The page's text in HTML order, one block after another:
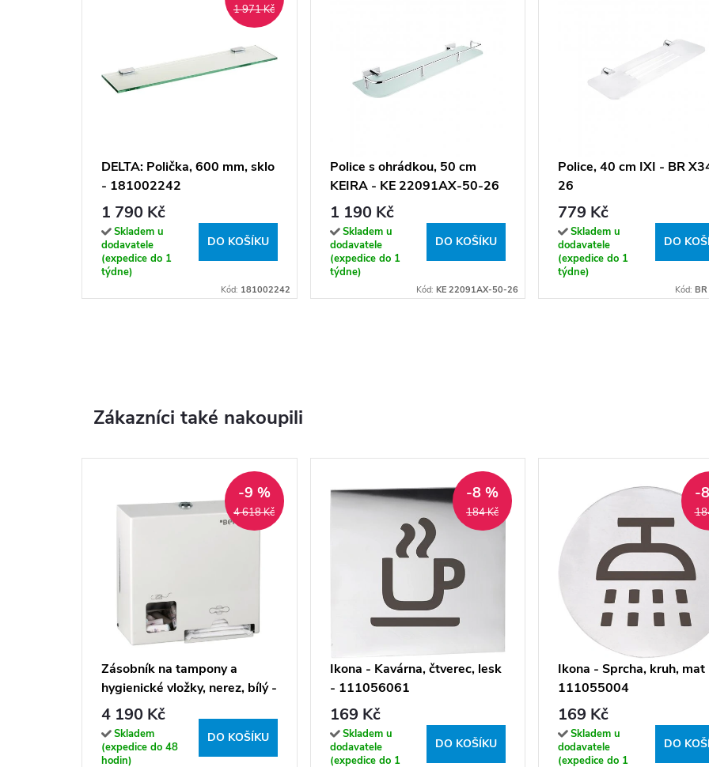
1 971 Kč
DELTA: Polička, 600 mm, sklo
- 181002242
1 790 Kč
Skladem u
dodavatele
(expedice do 1
týdne)
DO KOŠÍKU
Kód: 181002242
Police s ohrádkou, 50 cm
KEIRA - KE 22091AX-50-26
1 190 Kč
Skladem u
dodavatele
(expedice do 1
týdne)
DO KOŠÍKU
Kód: KE 22091AX-50-26
Police, 40 cm IXI - BR
26
779 Kč
Skladem u
dodavatele
(expedice do 1
týdne)
DO
Kód:
Zákazníci také nakoupili
4 618 Kč
-9 %
Zásobník na tampony a
hygienické vložky, nerez, bílý -
101403278
4 190 Kč
Skladem
(expedice do 48
hodin)
DO KOŠÍKU
184 Kč
-8 %
Ikona - Kavárna, čtverec, lesk
- 111056061
169 Kč
Skladem u
dodavatele
(expedice do 1
DO KOŠÍKU
-
Ikona - Sprcha, kruh, mat
111055004
169 Kč
Skladem u
dodavatele
(expedice do 1
DO